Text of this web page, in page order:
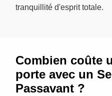
tranquillité d'esprit totale.
Combien coûte
porte avec un
Passavant ?